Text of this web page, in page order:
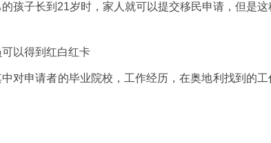
子长到21岁时，家人就可以提交移民申请，但是这
以得到红白红卡
申请者的毕业院校，工作经历，在奥地利找到的工